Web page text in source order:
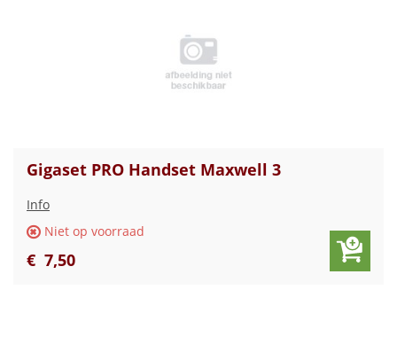
Gigaset PRO Handset Maxwell 3
Info
Niet op voorraad
€ 7,50